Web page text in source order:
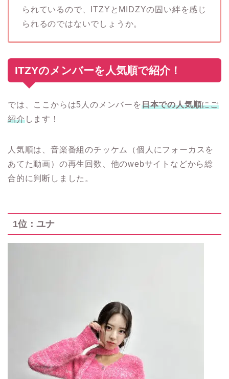
られているので、ITZYとMIDZYの固い絆を感じ
られるのではないでしょうか。
ITZYのメンバーを人気順で紹介！
では、ここからは5人のメンバーを日本での人気順にご
紹介します！
人気順は、音楽番組のチッケム（個人にフォーカスを
あてた動画）の再生回数、他のwebサイトなどから総
合的に判断しました。
1位：ユナ